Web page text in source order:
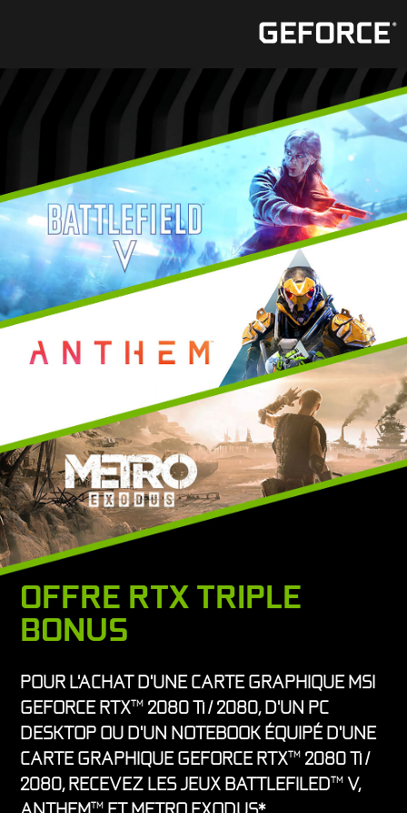
OFFRE RTX TRIPLE
BONUS
POUR L'ACHAT D'UNE CARTE GRAPHIQUE MSI
GEFORCE RTXTM 2080 Ti / 2080, D'UN PC
DESKTOP OU D'UN NOTEBOOK ÉQUIPÉ D'UNE
CARTE GRAPHIQUE GEFORCE RTXTM 2080 Ti /
2080, RECEVEZ LES JEUX BATTLEFILEDTM V,
TM